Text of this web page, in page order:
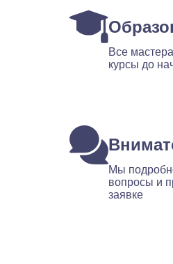
Все
курсы до
Мы
вопросы и
заявке